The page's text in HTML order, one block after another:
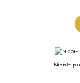
Nicol-